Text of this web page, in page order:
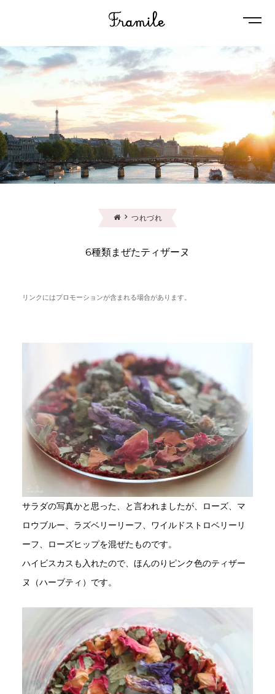
つれづれ
6種類まぜたティザーヌ
リンクにはプロモーションが含まれる場合があります。
サラダの写真かと思った、と言われましたが、ローズ、マ
ロウブルー、ラズベリーリーフ、ワイルドストロベリーリ
ーフ、ローズヒップを混ぜたものです。
ハイビスカスも入れたので、ほんのりピンク色のティザー
ヌ（ハーブティ）です。